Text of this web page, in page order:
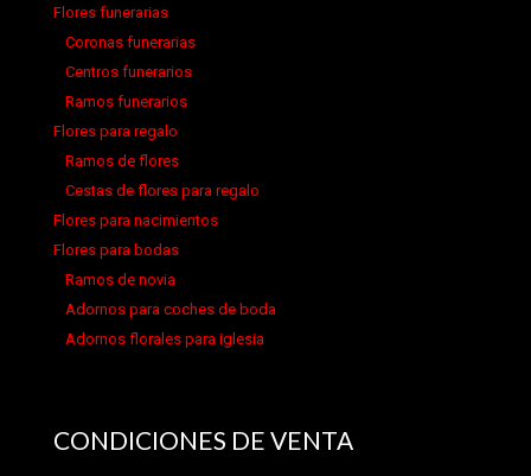
Flores funerarias
Coronas funerarias
Centros funerarios
Ramos funerarios
Flores para regalo
Ramos de flores
Cestas de flores para regalo
Flores para nacimientos
Flores para bodas
Ramos de novia
Adornos para coches de boda
Adornos florales para iglesia
CONDICIONES DE VENTA